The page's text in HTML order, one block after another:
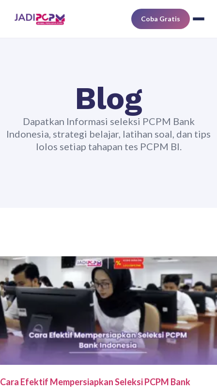
Coba Gratis
Blog
Dapatkan Informasi seleksi PCPM Bank
Indonesia, strategi belajar, latihan soal, dan tips
lolos setiap tahapan tes PCPM BI.
Cara Efektif Mempersiapkan Seleksi PCPM Bank